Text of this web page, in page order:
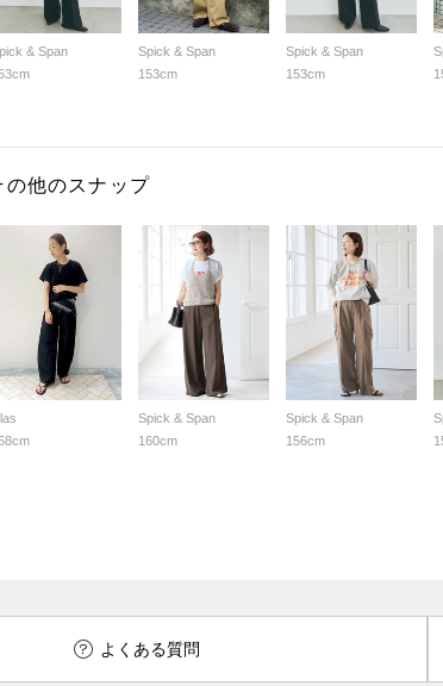
& Span
Spick & Span
153cm
Spick & Span
153cm
の他のスナップ
Spick & Span
160cm
Spick & Span
156cm
よくある質問